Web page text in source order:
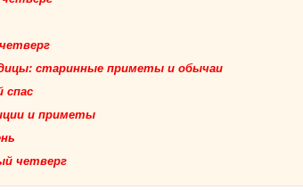
старинные приметы и обычаи
спас
и приметы
четверг